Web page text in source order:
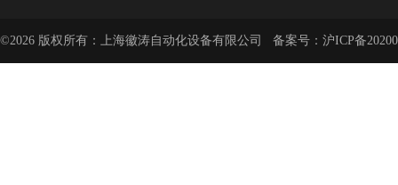
©2026 版权所有：上海徽涛自动化设备有限公司 备案号： 沪ICP备